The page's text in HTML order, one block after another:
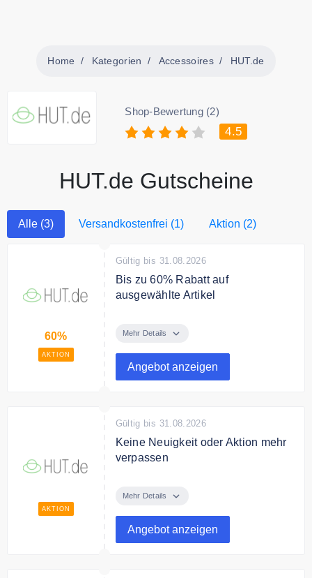
Home Kategorien Accessoires HUT.de
Shop-Bewertung (2)
4.5
HUT.de Gutscheine
Alle (3) Versandkostenfrei (1) Aktion (2)
60%
AKTION
Gültig bis 31.08.2026
Bis zu 60% Rabatt auf
ausgewählte Artikel
Hut.de und sparen Sie bis zu 60%
Mehr Details
Angebot anzeigen
AKTION
Gültig bis 31.08.2026
Keine Neuigkeit oder Aktion mehr
verpassen
Newsletter an und verpassen Sie
Mehr Details
Angebot anzeigen